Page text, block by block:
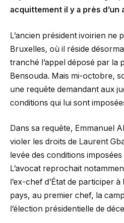
acquittement il y a près d’un
L’ancien président ivoirien ne
Bruxelles, où il réside
tranché l’appel déposé par la
Bensouda. Mais mi-octobre,
une requête demandant aux
conditions qui lui sont
Dans sa requête, Emmanuel
violer les droits de Laurent
levée des conditions
L’avocat reprochait
l’ex-chef d’État de participer
pays, au premier chef, la
l’élection présidentielle de